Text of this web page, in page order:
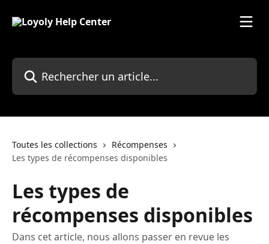
Rechercher un article...
Toutes les collections
Récompenses
Les types de récompenses disponibles
Les types de
récompenses disponibles
Dans cet article, nous allons passer en revue les